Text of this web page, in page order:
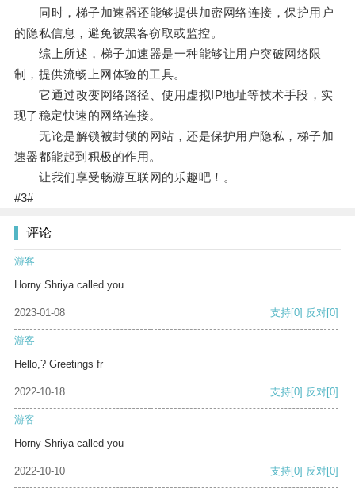
同时，梯子加速器还能够提供加密网络连接，保护用户
的隐私信息，避免被黑客窃取或监控。
综上所述，梯子加速器是一种能够让用户突破网络限
制，提供流畅上网体验的工具。
它通过改变网络路径、使用虚拟IP地址等技术手段，实
现了稳定快速的网络连接。
无论是解锁被封锁的网站，还是保护用户隐私，梯子加
速器都能起到积极的作用。
让我们享受畅游互联网的乐趣吧！。
#3#
评论
游客
Horny Shriya called you
2023-01-08 支持[0] 反对[0]
游客
Hello,? Greetings fr
2022-10-18 支持[0] 反对[0]
游客
Horny Shriya called you
2022-10-10 支持[0] 反对[0]